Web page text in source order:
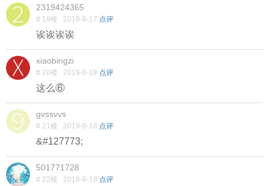
2319424365
# 19楼 2019-8-17 点评
诶诶诶诶
xiaobingzi
# 20楼 2019-8-18 点评
这么⑥
gvssvvs
# 21楼 2019-8-18 点评
&#127773;
501771728
# 22楼 2019-8-18 点评